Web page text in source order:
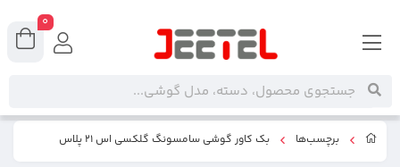
برچسب‌ها بک کاور گوشی سامسونگ گلکسی اس 21 پلاس
0